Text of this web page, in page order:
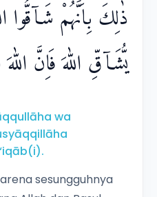
ذٰلِكَ بِاَنَّهُمْ شَاۤقُّوا
يُّشَاۤقِّ اللّٰهَ فَاِنَّ
wa
sesungguhnya